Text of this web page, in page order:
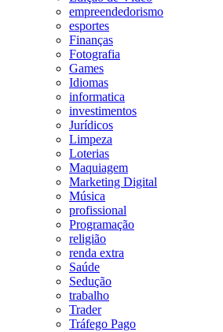
empreendedorismo
esportes
Finanças
Fotografia
Games
Idiomas
informatica
investimentos
Jurídicos
Limpeza
Loterias
Maquiagem
Marketing Digital
Música
profissional
Programação
religião
renda extra
Saúde
Sedução
trabalho
Trader
Tráfego Pago